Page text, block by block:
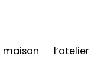
maison l’atelier